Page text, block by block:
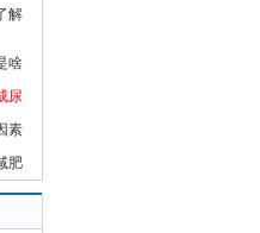
解
啥
尿
素
肥